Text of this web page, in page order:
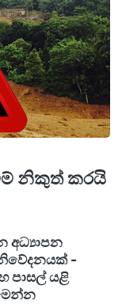
නිකුත් කරයි
අධ්‍යාපන
නිවේදනයක් -
පාසල් යළි